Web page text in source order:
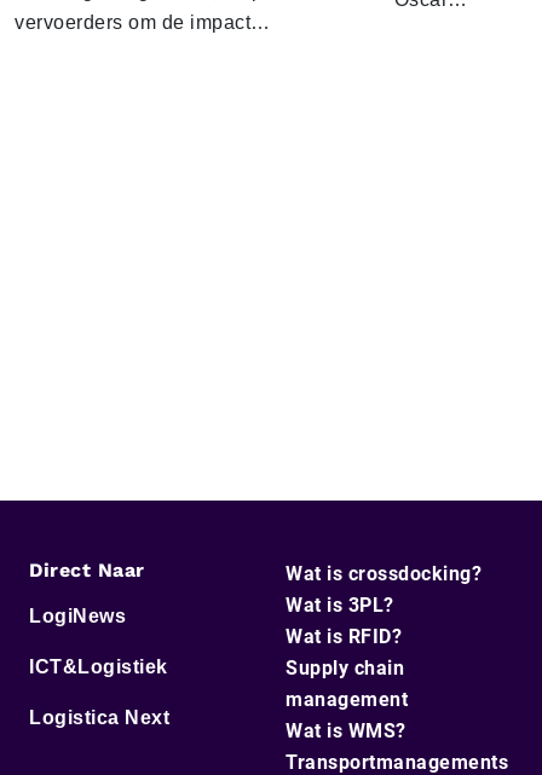
vervoerders om de impact…
Direct Naar
LogiNews
ICT&Logistiek
Logistica Next
Wat is crossdocking?
Wat is 3PL?
Wat is RFID?
Supply chain
management
Wat is WMS?
Transportmanagements